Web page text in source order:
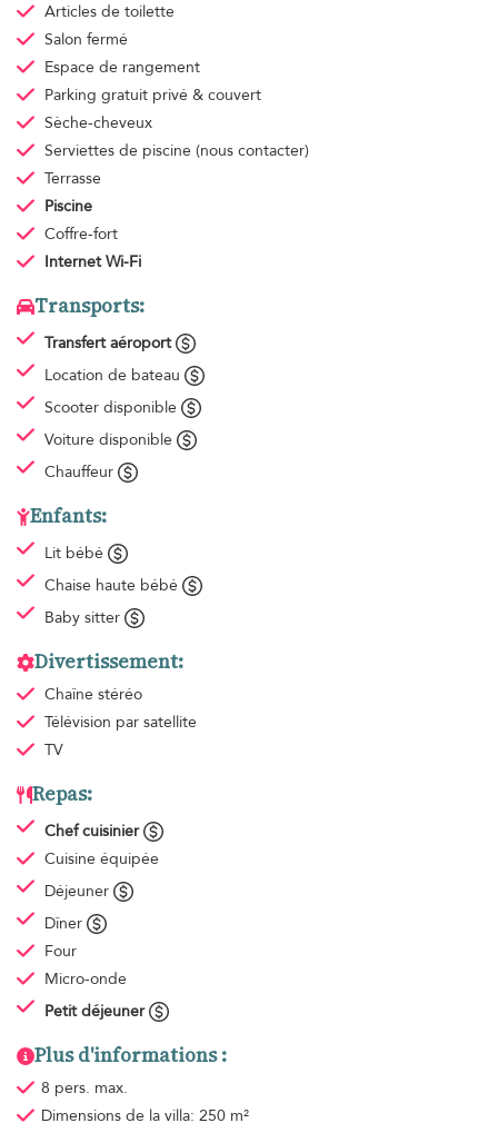
Articles de toilette
Salon fermé
Espace de rangement
Parking gratuit privé & couvert
Sèche-cheveux
Serviettes de piscine (nous contacter)
Terrasse
Piscine
Coffre-fort
Internet Wi-Fi
Transports:
Transfert aéroport
Location de bateau
Scooter disponible
Voiture disponible
Chauffeur
Enfants:
Lit bébé
Chaise haute bébé
Baby sitter
Divertissement:
Chaîne stéréo
Télévision par satellite
TV
Repas:
Chef cuisinier
Cuisine équipée
Déjeuner
Dîner
Four
Micro-onde
Petit déjeuner
Plus d'informations :
8 pers. max.
Dimensions de la villa: 250 m²